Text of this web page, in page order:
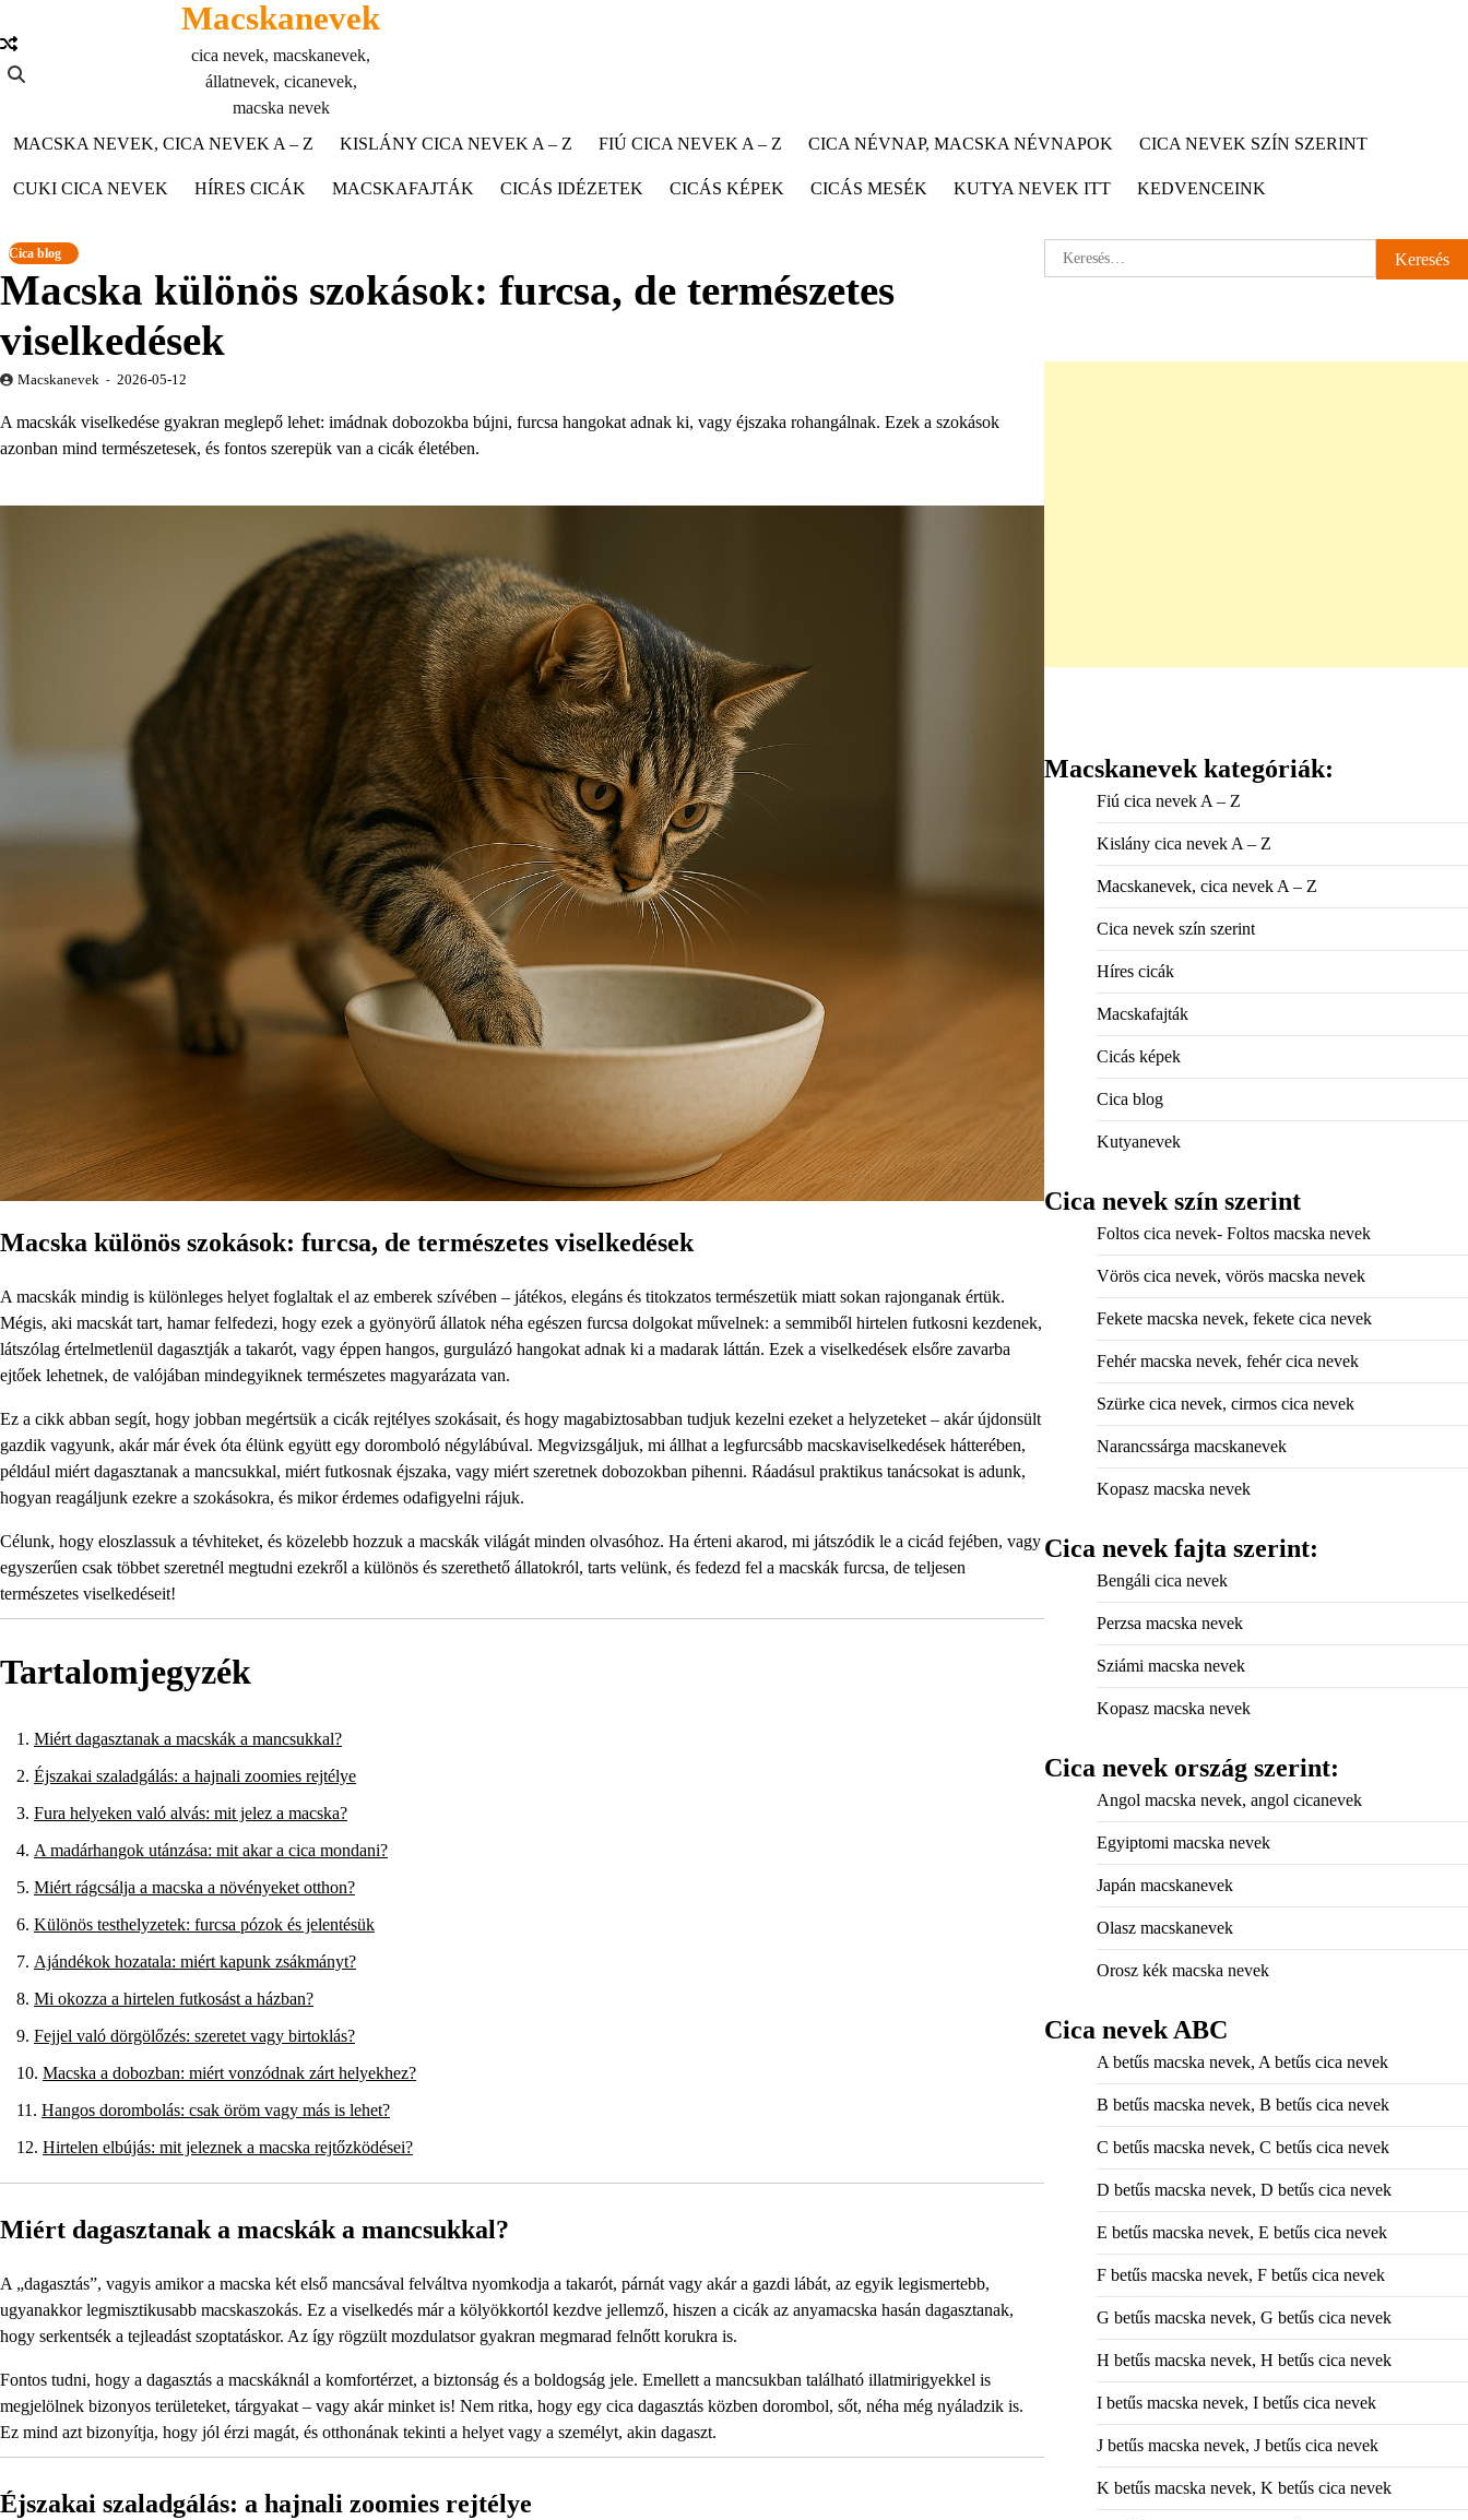
to
content
Macskanevek
cica nevek, macskanevek,
állatnevek, cicanevek,
macska nevek
MACSKA NEVEK, CICA NEVEK A – Z
KISLÁNY CICA NEVEK A – Z FIÚ CICA NEVEK A – Z CICA NÉVNAP, MACSKA NÉVNAPOK CICA NEVEK SZÍN SZERINT
CUKI CICA NEVEK HÍRES CICÁK MACSKAFAJTÁK CICÁS IDÉZETEK CICÁS KÉPEK CICÁS MESÉK KUTYA NEVEK ITT KEDVENCEINK
Cica blog
Macska különös szokások: furcsa, de természetes
viselkedések
Macskanevek 2026-05-12
A macskák viselkedése gyakran meglepő lehet: imádnak dobozokba bújni, furcsa hangokat adnak ki, vagy éjszaka rohangálnak. Ezek a szokások
azonban mind természetesek, és fontos szerepük van a cicák életében.
Macska különös szokások: furcsa, de természetes viselkedések
A macskák mindig is különleges helyet foglaltak el az emberek szívében – játékos, elegáns és titokzatos természetük miatt sokan rajonganak értük.
Mégis, aki macskát tart, hamar felfedezi, hogy ezek a gyönyörű állatok néha egészen furcsa dolgokat művelnek: a semmiből hirtelen futkosni kezdenek,
látszólag értelmetlenül dagasztják a takarót, vagy éppen hangos, gurgulázó hangokat adnak ki a madarak láttán. Ezek a viselkedések elsőre zavarba
ejtőek lehetnek, de valójában mindegyiknek természetes magyarázata van.
Ez a cikk abban segít, hogy jobban megértsük a cicák rejtélyes szokásait, és hogy magabiztosabban tudjuk kezelni ezeket a helyzeteket – akár újdonsült
gazdik vagyunk, akár már évek óta élünk együtt egy doromboló négylábúval. Megvizsgáljuk, mi állhat a legfurcsább macskaviselkedések hátterében,
például miért dagasztanak a mancsukkal, miért futkosnak éjszaka, vagy miért szeretnek dobozokban pihenni. Ráadásul praktikus tanácsokat is adunk,
hogyan reagáljunk ezekre a szokásokra, és mikor érdemes odafigyelni rájuk.
Célunk, hogy eloszlassuk a tévhiteket, és közelebb hozzuk a macskák világát minden olvasóhoz. Ha érteni akarod, mi játszódik le a cicád fejében, vagy
egyszerűen csak többet szeretnél megtudni ezekről a különös és szerethető állatokról, tarts velünk, és fedezd fel a macskák furcsa, de teljesen
természetes viselkedéseit!
Tartalomjegyzék
Miért dagasztanak a macskák a mancsukkal?
Éjszakai szaladgálás: a hajnali zoomies rejtélye
Fura helyeken való alvás: mit jelez a macska?
A madárhangok utánzása: mit akar a cica mondani?
Miért rágcsálja a macska a növényeket otthon?
Különös testhelyzetek: furcsa pózok és jelentésük
Ajándékok hozatala: miért kapunk zsákmányt?
Mi okozza a hirtelen futkosást a házban?
Fejjel való dörgölőzés: szeretet vagy birtoklás?
Macska a dobozban: miért vonzódnak zárt helyekhez?
Hangos dorombolás: csak öröm vagy más is lehet?
Hirtelen elbújás: mit jeleznek a macska rejtőzködései?
Miért dagasztanak a macskák a mancsukkal?
A „dagasztás”, vagyis amikor a macska két első mancsával felváltva nyomkodja a takarót, párnát vagy akár a gazdi lábát, az egyik legismertebb,
ugyanakkor legmisztikusabb macskaszokás. Ez a viselkedés már a kölyökkortól kezdve jellemző, hiszen a cicák az anyamacska hasán dagasztanak,
hogy serkentsék a tejleadást szoptatáskor. Az így rögzült mozdulatsor gyakran megmarad felnőtt korukra is.
Fontos tudni, hogy a dagasztás a macskáknál a komfortérzet, a biztonság és a boldogság jele. Emellett a mancsukban található illatmirigyekkel is
megjelölnek bizonyos területeket, tárgyakat – vagy akár minket is! Nem ritka, hogy egy cica dagasztás közben dorombol, sőt, néha még nyáladzik is.
Ez mind azt bizonyítja, hogy jól érzi magát, és otthonának tekinti a helyet vagy a személyt, akin dagaszt.
Éjszakai szaladgálás: a hajnali zoomies rejtélye
Keresés:
Macskanevek kategóriák:
Fiú cica nevek A – Z
Kislány cica nevek A – Z
Macskanevek, cica nevek A – Z
Cica nevek szín szerint
Híres cicák
Macskafajták
Cicás képek
Cica blog
Kutyanevek
Cica nevek szín szerint
Foltos cica nevek- Foltos macska nevek
Vörös cica nevek, vörös macska nevek
Fekete macska nevek, fekete cica nevek
Fehér macska nevek, fehér cica nevek
Szürke cica nevek, cirmos cica nevek
Narancssárga macskanevek
Kopasz macska nevek
Cica nevek fajta szerint:
Bengáli cica nevek
Perzsa macska nevek
Sziámi macska nevek
Kopasz macska nevek
Cica nevek ország szerint:
Angol macska nevek, angol cicanevek
Egyiptomi macska nevek
Japán macskanevek
Olasz macskanevek
Orosz kék macska nevek
Cica nevek ABC
A betűs macska nevek, A betűs cica nevek
B betűs macska nevek, B betűs cica nevek
C betűs macska nevek, C betűs cica nevek
D betűs macska nevek, D betűs cica nevek
E betűs macska nevek, E betűs cica nevek
F betűs macska nevek, F betűs cica nevek
G betűs macska nevek, G betűs cica nevek
H betűs macska nevek, H betűs cica nevek
I betűs macska nevek, I betűs cica nevek
J betűs macska nevek, J betűs cica nevek
K betűs macska nevek, K betűs cica nevek